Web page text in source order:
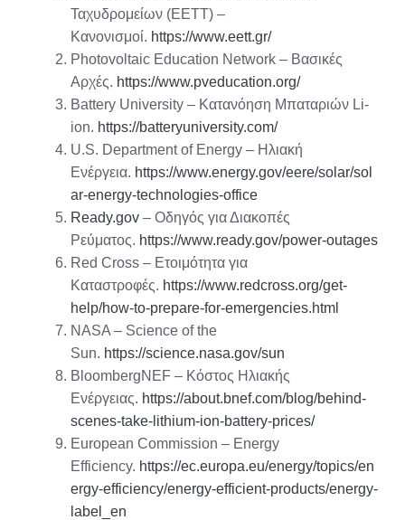
Ταχυδρομείων (ΕΕΤΤ) –
Κανονισμοί. https://www.eett.gr/
Photovoltaic Education Network – Βασικές
Αρχές. https://www.pveducation.org/
Battery University – Κατανόηση Μπαταριών Li-
ion. https://batteryuniversity.com/
U.S. Department of Energy – Ηλιακή
Ενέργεια. https://www.energy.gov/eere/solar/sol
ar-energy-technologies-office
Ready.gov – Οδηγός για Διακοπές
Ρεύματος. https://www.ready.gov/power-outages
Red Cross – Ετοιμότητα για
Καταστροφές. https://www.redcross.org/get-
help/how-to-prepare-for-emergencies.html
NASA – Science of the
Sun. https://science.nasa.gov/sun
BloombergNEF – Κόστος Ηλιακής
Ενέργειας. https://about.bnef.com/blog/behind-
scenes-take-lithium-ion-battery-prices/
European Commission – Energy
Efficiency. https://ec.europa.eu/energy/topics/en
ergy-efficiency/energy-efficient-products/energy-
label_en